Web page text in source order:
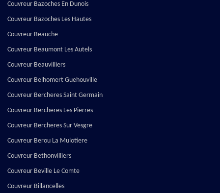
Couvreur Bazoches En Dunois
Couvreur Bazoches Les Hautes
Couvreur Beauche
Couvreur Beaumont Les Autels
Couvreur Beauvilliers
Couvreur Belhomert Guehouville
Couvreur Bercheres Saint Germain
Couvreur Bercheres Les Pierres
Couvreur Bercheres Sur Vesgre
Couvreur Berou La Mulotiere
Couvreur Bethonvilliers
Couvreur Beville Le Comte
Couvreur Billancelles